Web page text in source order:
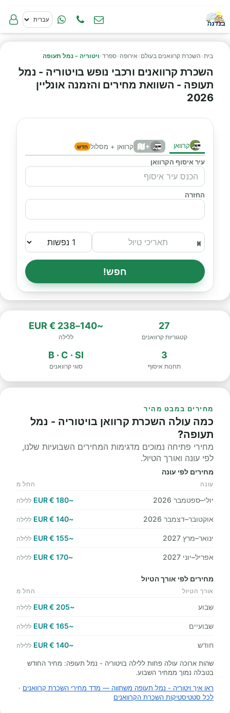
בית› השכרת קרוואנים בעולם › אירופה ›ספרד›ויטוריה - נמל תעופה
השכרת קרוואנים ורכבי נופש בויטוריה - נמל
תעופה - השוואת מחירים והזמנה אונליין
2026
קרוואן + קרוואן + מסלול חדש
עיר איסוף הקרוואן
החזרה
חפש!
27
קטגוריות קרוואנים
~140–238 € EUR
ללילה
3
תחנות איסוף
B · C · SI
סוגי קרוואנים
מחירים במבט מהיר
כמה עולה השכרת קרוואן בויטוריה - נמל
תעופה?
מחירי פתיחה נמוכים מדגימות המחירים השבועיות שלנו,
לפי עונה ואורך הטיול.
מחירים לפי עונה
עונה החל מ
יולי–ספטמבר 2026 ~180 € EUR ללילה
אוקטובר–דצמבר 2026 ~140 € EUR ללילה
ינואר–מרץ 2027 ~155 € EUR ללילה
אפריל–יוני 2027 ~170 € EUR ללילה
מחירים לפי אורך הטיול
אורך הטיול החל מ
שבוע ~205 € EUR ללילה
שבועיים ~165 € EUR ללילה
חודש ~140 € EUR ללילה
שהות ארוכה עולה פחות ללילה בויטוריה - נמל תעופה: מחיר החודש
בטבלה נמוך ממחיר השבוע.
ראו איך ויטוריה - נמל תעופה משתווה — מדד מחירי השכרת קרוואנים ·
לכל סטטיסטיקות השכרת הקרוואנים